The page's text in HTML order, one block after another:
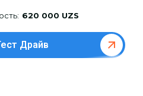
620 000 UZS
Драйв